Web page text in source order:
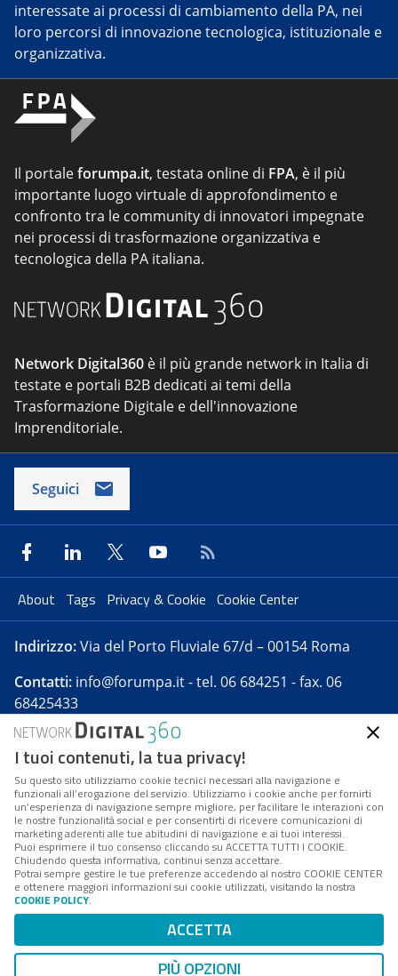
interessate ai processi di cambiamento della PA, nei
loro percorsi di innovazione tecnologica, istituzionale e
organizzativa.
Il portaleforumpa.it, testata online di FPA, è il più
importante luogo virtuale di approfondimento e
confronto tra le community di innovatori impegnate
nei processi di trasformazione organizzativa e
tecnologica della PA italiana.
Network Digital360 è il più grande network in Italia di
testate e portali B2B dedicati ai temi della
Trasformazione Digitale e dell'innovazione
Imprenditoriale.
Seguici
About Tags Privacy & Cookie Cookie Center
Indirizzo:Via del Porto Fluviale 67/d – 00154 Roma
Contatti: info@forumpa.it- tel. 06 684251 - fax. 06
68425433
Forumpa.itè una pubblicazione telematica iscritta
presso Registro della stampa del Tribunale di Roma -
Reg. n. 182 del 2 maggio 2008 - Direttore resp. Michela
Stentella
FPA s.r.l. è società soggetta a Direzione e
Coordinamento da parte di Digital360 S.p.A. - FPA s.r.l.
è un'azienda certificata per il sistema di management
Codice Fiscale/Partita IVA n. 10693191008 - R.E.A. Roma
n. 1249791. ISP AWS
Mappa del sito
I tuoi contenuti, la tua privacy!
Su questo sito utilizziamo cookie tecnici necessari alla navigazione e
funzionali all’erogazione del servizio. Utilizziamo i cookie anche per fornirti
un’esperienza di navigazione sempre migliore, per facilitare le interazioni con
le nostre funzionalità social e per consentirti di ricevere comunicazioni di
marketing aderenti alle tue abitudini di navigazione e ai tuoi interessi.
Puoi esprimere il tuo consenso cliccando su ACCETTA TUTTI I COOKIE.
Chiudendo questa informativa, continui senza accettare.
Potrai sempre gestire le tue preferenze accedendo al nostro COOKIE CENTER
e ottenere maggiori informazioni sui cookie utilizzati, visitando la nostra
COOKIE POLICY.
ACCETTA
PIÙ OPZIONI